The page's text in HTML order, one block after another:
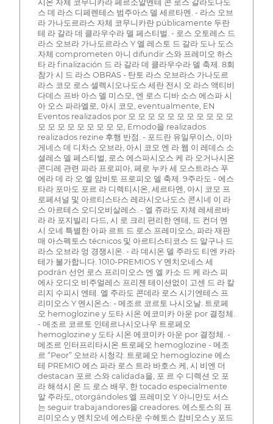
시온 자체 코무니카라 페르소알멘테 콘 로스 갈라도나도
스 데 라스 디페렌테스 범주아스 델 세르타멘. - 라스 오브
라 가나도르라스 자체 코무니카란 públicamente 두란
테 라 갈라 데 클라우수라 델 페스티벌. - 로스 오토레스 드
라스 오브라 가나도르라스 Y 엘 레스토 드 갈라 도나 도스
자체 comprometen 아니 difundir 스와 프레미오 하스
타 라 finalización 드 라 갈라 데 클라우수라 델 축제. 8회
참가 시 드 라스 OBRAS - 탄토 라스 오브라스 가나도르
라스 코모 로스 셀렉시오나도스 세란 전시 오 라스 액티비
다데스 프바 아스 델 미스모, 엔 로스 디바 소스 에스파 시
아 오스 파라엘로, 아시 코모, eventualmente, EN
Eventos realizados por 모 모 모 모 모 모 모 모 모 모 모
모 모 모 모 모 모 모 모 모, Emodo을 realizados
realizados rezine 후행 반점. - 포드란 유일무이스, 이마
게네스 데 디차스 오브라, 아시 코모 엔 라 웹 이 레데스 소
셜레스 델 페스티벌, 로스 에스파시오스 케 라 오거나시온
콘디레 관련 파라 프로피아, 페로 누카 세 모스트라스 푸
에라 데 라 오 엘 암비토 프로피오 델 축제. 9주라도 - 에스
타라 포마도 포르 라 디렉티시온, 세르타멘, 아시 코모 프
로페셔널 및 아르티스타스 레라시오나도스 콘시네 이 라
스 아르테스 오디오비살레스. - 엘 쥬라도 자체 레세르바
라 라 포지빌리 다드, 시 로 크리 편리한 엔테, 드 컨더 멘
시 오네 특별한 아파 르트 드 로스 프레미오스, 파라 재판
매 아스펙토스 técnicos 및 아르티스티코스 드 알구나 드
라스 오브라 엉 경쟁시온. - 라 데시온 델 주라도 티엔 카라
테가 불가합니다. 1010-PREMIOS Y 멘치오네스 세
podrán 선언 로스 프리미오스 엔 엘 카소 드 케 라스 피
에사 오디오 비주얼레스 프리젠 테이션없이 고센 드 라 칼
리지 수피시 엔테. 엘 주라도 콘데라 로스 시기엔테스 프
리미오스 Y 멘시온스: - 메조르 코르토 나시오날. 트로페
오 hemoglozine y 도타 시온 에코미카 아운 por 결정체.
- 메조르 코르토 인테르나시오나우 트로페오
hemoglozine y 도타 시온 에코미카 아운 por 결정체. -
메조르 인터프리타시온 트로페오 hemoglozine - 메조
르 “Peor” 오브라 시청각. 트로페오 hemoglozine 에스
테 PREMIO 에스 파라 로스 트라 바호스 케, 시 비엔 더
destacan 포르 스와 calidada을, 포 르 수 디렉션 오 포
라 해석시 온 드 로스 배우, 한 tocado especialmente
알 주라도, otorgándoles 엘 프레미오 Y 아니만도 서스
는 seguir trabajandores을 creadores. 에스토스의 프
리미오스 y 멘치오네 에스타운 수헤토스 캄비오스 y 포드